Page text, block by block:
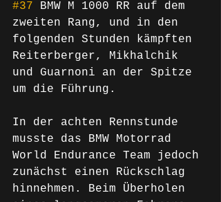
#37 BMW M 1000 RR auf dem
zweiten Rang, und in den
folgenden Stunden kämpften
Reiterberger, Mikhalchik
und Guarnoni an der Spitze
um die Führung.
In der achten Rennstunde
musste das BMW Motorrad
World Endurance Team jedoch
zunächst einen Rückschlag
hinnehmen. Beim Überholen